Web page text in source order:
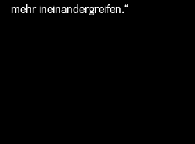
mehr ineinandergreifen.“